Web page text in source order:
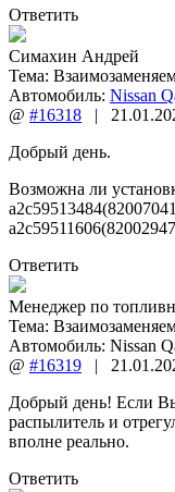
Ответить
Симахин Андрей
Тема:
Автомобиль: Nissan
@ #16318 |
Добрый день.
Возможна ли
Ответить
Менеджер по
Тема:
Автомобиль: Nissan
@ #16319 |
Добрый день! Если
распылитель и
вполне реально.
Ответить